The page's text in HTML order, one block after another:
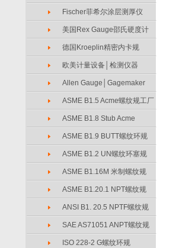
Fischer菲希尔涂层测厚仪
美国Rex Gauge邵氏硬度计
德国Kroeplin精密内卡规
欧美计量设备│检测仪器
Allen Gauge│Gagemaker
ASME B1.5 Acme螺纹规工厂
ASME B1.8 Stub Acme
ASME B1.9 BUTT螺纹环规
ASME B1.2 UN螺纹环塞规
ASME B1.16M 米制螺纹规
ASME B1.20.1 NPT螺纹规
ANSI B1. 20.5 NPTF螺纹规
SAE AS71051 ANPT螺纹规
ISO 228-2 G螺纹环规